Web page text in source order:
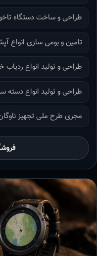
طراحی و ساخت دستگاه
تامین و بومی سازی انواع
طراحی و تولید انواع ردیاب
طراحی و تولید انواع دسته
مجری طرح ملی تجهیز